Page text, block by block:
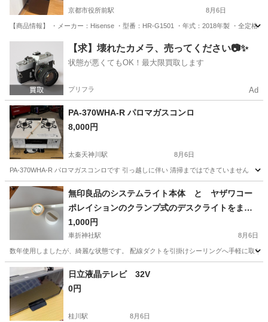
京都市役所前駅 8月6日
【商品情報】 ・メーカー：Hisense ・型番：HR-G1501 ・年式：2018年製 ・全定格
京都市役所前駅 キッチン家電 Hisense
【求】壊れたカメラ、売ってください📷✨
状態が悪くてもOK！最大限買取します
プリフラ Ad
PA-370WHA-R パロマガスコンロ
8,000円
太秦天神川駅 8月6日
PA-370WHA-R パロマガスコンロです 引っ越しに伴い 清掃まではできていません
京都 京都市 太秦天神川駅 生活家電
無印良品のシステムライト本体 と ヤザワコー
ポレイションのクランプ式のデスクライトをまと
めて
1,000円
車折神社駅 8月6日
数年使用しましたが、綺麗な状態です。 配線ダクトを引掛けシーリングへ手軽に取
京都 京都市 車折神社駅 生活家電
日立液晶テレビ 32V
0円
桂川駅 8月6日